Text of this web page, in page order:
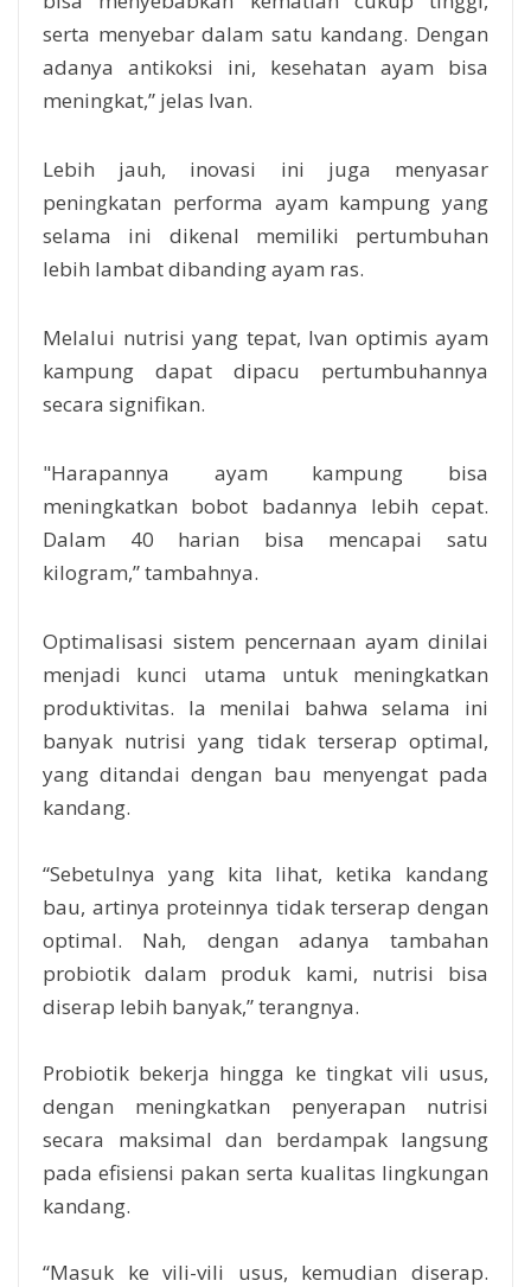
serta menyebar dalam satu kandang. Dengan
adanya antikoksi ini, kesehatan ayam bisa
meningkat,” jelas Ivan.
Lebih jauh, inovasi ini juga menyasar
peningkatan performa ayam kampung yang
selama ini dikenal memiliki pertumbuhan
lebih lambat dibanding ayam ras.
Melalui nutrisi yang tepat, Ivan optimis ayam
kampung dapat dipacu pertumbuhannya
secara signifikan.
"Harapannya ayam kampung bisa
meningkatkan bobot badannya lebih cepat.
Dalam 40 harian bisa mencapai satu
kilogram,” tambahnya.
Optimalisasi sistem pencernaan ayam dinilai
menjadi kunci utama untuk meningkatkan
produktivitas. Ia menilai bahwa selama ini
banyak nutrisi yang tidak terserap optimal,
yang ditandai dengan bau menyengat pada
kandang.
“Sebetulnya yang kita lihat, ketika kandang
bau, artinya proteinnya tidak terserap dengan
optimal. Nah, dengan adanya tambahan
probiotik dalam produk kami, nutrisi bisa
diserap lebih banyak,” terangnya.
Probiotik bekerja hingga ke tingkat vili usus,
dengan meningkatkan penyerapan nutrisi
secara maksimal dan berdampak langsung
pada efisiensi pakan serta kualitas lingkungan
kandang.
“Masuk ke vili-vili usus, kemudian diserap.